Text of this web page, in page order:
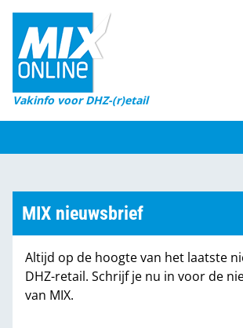
Vakinfo voor DHZ-(r)etail
Home
Magazines
DHZ Sessie
Marktcijfers
Partners
MIX nieuwsbrief
Altijd op de hoogte van het laatste
DHZ-retail. Schrijf je nu in voor de
van MIX.